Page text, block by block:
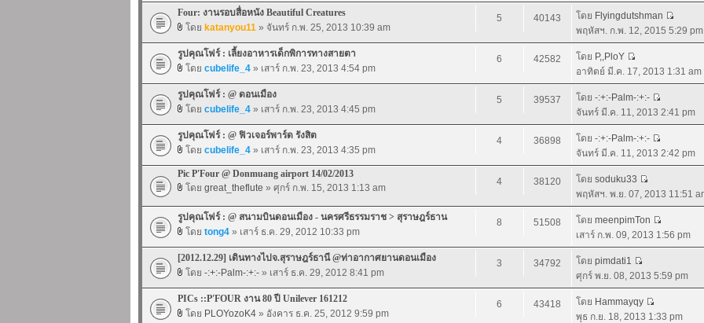
Four: งานรอบสื่อหนัง Beautiful Creatures
โดย katanyou11 » จันทร์ ก.พ. 25, 2013 10:39 am
5 40143 โดย Flyingdutshman
พฤหัสฯ. ก.พ. 12, 2015 5:29 pm
รูปคุณโฟร์ : เลี้ยงอาหารเด็กพิการทางสายตา
โดย cubelife_4 » เสาร์ ก.พ. 23, 2013 4:54 pm
6 42582 โดย P,,PloY
อาทิตย์ มี.ค. 17, 2013 1:31 am
รูปคุณโฟร์ : @ ดอนเมือง
โดย cubelife_4 » เสาร์ ก.พ. 23, 2013 4:45 pm
5 39537 โดย -:+:-Palm-:+:-
จันทร์ มี.ค. 11, 2013 2:41 pm
รูปคุณโฟร์ : @ ฟิวเจอร์พาร์ด รังสิต
โดย cubelife_4 » เสาร์ ก.พ. 23, 2013 4:35 pm
4 36898 โดย -:+:-Palm-:+:-
จันทร์ มี.ค. 11, 2013 2:42 pm
Pic P'Four @ Donmuang airport 14/02/2013
โดย great_theflute » ศุกร์ ก.พ. 15, 2013 1:13 am
4 38120 โดย soduku33
พฤหัสฯ. พ.ย. 07, 2013 11:51
รูปคุณโฟร์ : @ สนามบินดอนเมือง - นครศรีธรรมราช > สุราษฎร์ธาน
โดย tong4 » เสาร์ ธ.ค. 29, 2012 10:33 pm
8 51508 โดย meenpimTon
เสาร์ ก.พ. 09, 2013 1:56 pm
[2012.12.29] เดินทางไปจ.สุราษฎร์ธานี @ท่าอากาศยานดอนเมือง
โดย -:+:-Palm-:+:- » เสาร์ ธ.ค. 29, 2012 8:41 pm
3 34792 โดย pimdati1
ศุกร์ พ.ย. 08, 2013 5:59 pm
PICs ::P'FOUR งาน 80 ปี Unilever 161212
โดย PLOYozoK4 » อังคาร ธ.ค. 25, 2012 9:59 pm
6 43418 โดย Hammayqy
พุธ ก.ย. 18, 2013 1:33 pm